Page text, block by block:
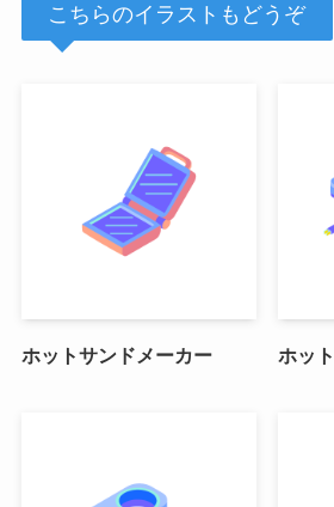
こちらのイラストもどうぞ
ホットサンドメーカー ホッ